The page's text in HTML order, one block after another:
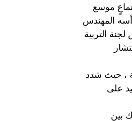
موسع
المهندس
التربية
، حيث شدد
على
بين